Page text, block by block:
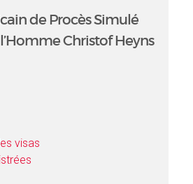
de Procès Simulé
Christof Heyns
visas